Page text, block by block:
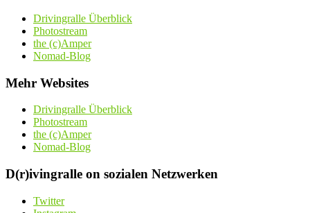
Drivingralle Überblick
Photostream
the (c)Amper
Nomad-Blog
Mehr Websites
Drivingralle Überblick
Photostream
the (c)Amper
Nomad-Blog
D(r)ivingralle on sozialen Netzwerken
Twitter